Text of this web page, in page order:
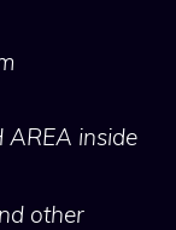
AREA inside
other